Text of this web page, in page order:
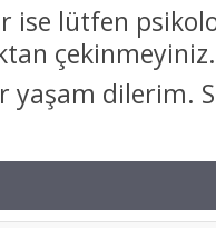
ise lütfen
çekinmeyiniz.
yaşam dilerim.